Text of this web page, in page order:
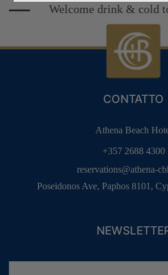
VACANZE ALL’INSEGNA
DELL’ATTIVITÀ
Welcome drink & cold
CONTATTO
Athena Beach
+357 2688 4300
reservations@athena-
Poseidonos Ave, Paphos 8101,